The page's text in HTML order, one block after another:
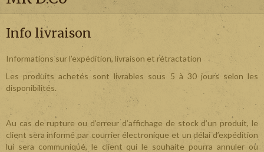
Info livraison
Informations sur l’expédition, livraison et rétractation
Les produits achetés sont livrables sous 5 à 30 jours selon les
disponibilités.
Au cas de rupture ou d’erreur d’affichage de stock d’un produit, le
client sera informé par courrier électronique et un délai d’expédition
lui sera communiqué, le client qui le souhaite pourra annuler ou